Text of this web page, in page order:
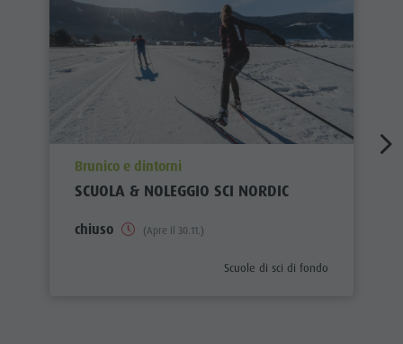
aria.poi_location_prefix
Brunico e dintorni
SCUOLA & NOLEGGIO SCI NORDIC
chiuso (Apre il 30.11.)
aria.poi_category_prefix
Scuole di sci di fondo